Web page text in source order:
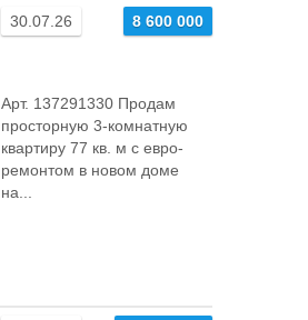
30.07.26 8 600 000
Арт. 137291330 Продам
просторную 3‑комнатную
квартиру 77 кв. м с евро-
ремонтом в новом доме
на...